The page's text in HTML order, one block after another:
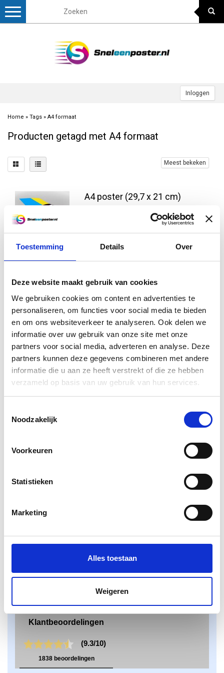
Toestemming Details Over
Deze website maakt gebruik van cookies
We gebruiken cookies om content en advertenties te
personaliseren, om functies voor social media te bieden
en om ons websiteverkeer te analyseren. Ook delen we
informatie over uw gebruik van onze site met onze
partners voor social media, adverteren en analyse. Deze
partners kunnen deze gegevens combineren met andere
informatie die u aan ze heeft verstrekt of die ze hebben
verzameld op basis van uw gebruik van hun services.
Noodzakelijk
Voorkeuren
Statistieken
Marketing
Alles toestaan
Weigeren
Inloggen
Toggle
Home » Tags » A4 formaat
Producten getagd met A4 formaat
Meest bekeken
A4 poster (29,7 x 21 cm)
Full colour A4 poster van de allerbeste
kwaliteit, afgedrukt op schitterend 170
grams papier. Voor 14.00 uur besteld,
Informatie
Contactgegevens
Sneleenposter.nl
Dorsmolen 12
1771 PA Wieringerwerf
0227601566
Variabel printen
Algemene voorwaarden particulieren
Disclaimer